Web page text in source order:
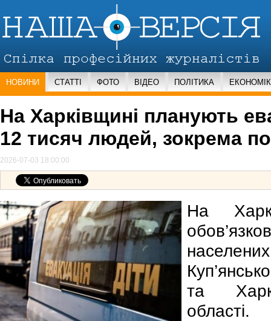
НОВИНИ СТАТТІ ФОТО ВІДЕО ПОЛІТИКА
На Харківщині планують
12 тисяч людей, зокрема
2026-07-03 18:00:00
На
та
області.